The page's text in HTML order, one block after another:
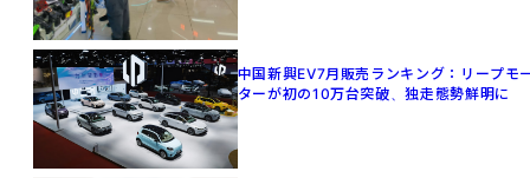
中国新興EV7月販売ランキング：リープモ
ターが初の10万台突破、独走態勢鮮明に